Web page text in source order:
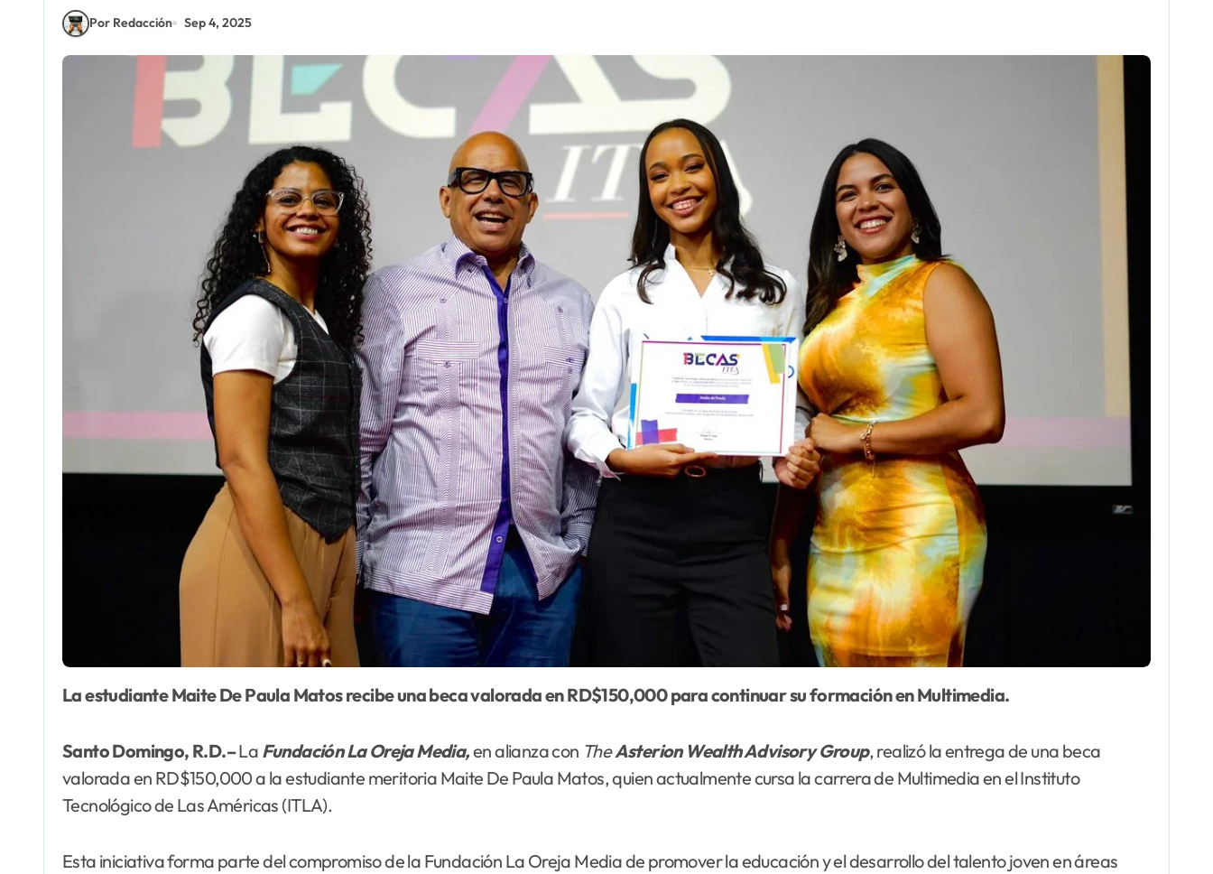
Por Redacción Sep 4, 2025
La estudiante Maite De Paula Matos recibe una beca valorada en RD$150,000 para continuar su formación en Multimedia.
Santo Domingo, R.D.–La Fundación La Oreja Media,en alianza con TheAsterion Wealth Advisory Group, realizó la entrega de una beca
valorada en RD$150,000 a la estudiante meritoria Maite De Paula Matos, quien actualmente cursa la carrera de Multimedia en el Instituto
Tecnológico de Las Américas (ITLA).
Esta iniciativa forma parte del compromiso de la Fundación La Oreja Media de promover la educación y el desarrollo del talento joven en áreas